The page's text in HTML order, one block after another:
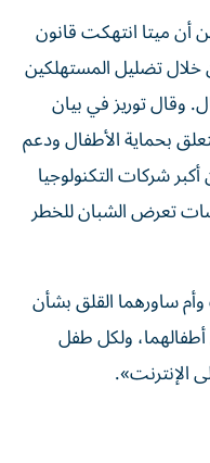
أن ميتا انتهكت قانون
خلال تضليل المستهلكين
وقال توريز في بيان
بحماية الأطفال ودعم
شركات التكنولوجيا
تعرض الشبان للخطر
ساورهما القلق بشأن
ولكل طفل
الإنترنت».